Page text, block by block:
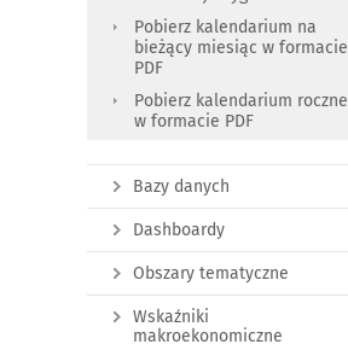
Pobierz kalendarium na
bieżący miesiąc w formacie
PDF
Pobierz kalendarium roczne
w formacie PDF
Bazy danych
Dashboardy
Obszary tematyczne
Wskaźniki
makroekonomiczne